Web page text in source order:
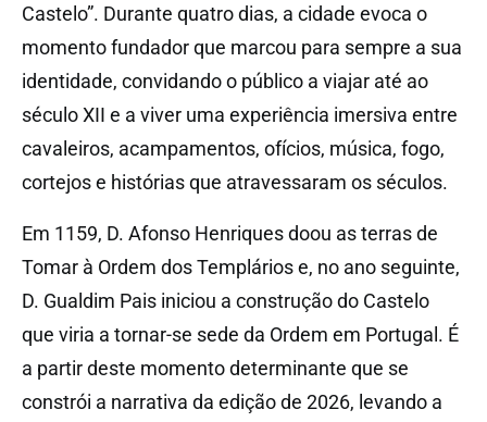
Castelo”. Durante quatro dias, a cidade evoca o
momento fundador que marcou para sempre a sua
identidade, convidando o público a viajar até ao
século XII e a viver uma experiência imersiva entre
cavaleiros, acampamentos, ofícios, música, fogo,
cortejos e histórias que atravessaram os séculos.
Em 1159, D. Afonso Henriques doou as terras de
Tomar à Ordem dos Templários e, no ano seguinte,
D. Gualdim Pais iniciou a construção do Castelo
que viria a tornar-se sede da Ordem em Portugal. É
a partir deste momento determinante que se
constrói a narrativa da edição de 2026, levando a